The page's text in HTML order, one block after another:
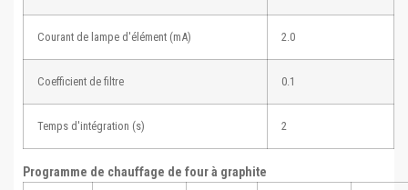
Courant de lampe d'élément (mA) 2.0
Coefficient de filtre 0.1
Temps d'intégration (s) 2
Programme de chauffage de four à graphite